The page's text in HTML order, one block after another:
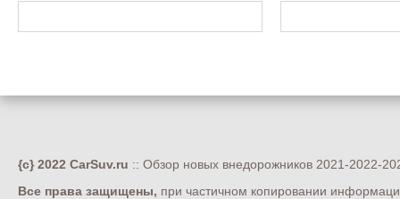
{c} 2022 CarSuv.ru :: Обзор новых внедорожников 2021-2022-
Все права защищены, при частичном копировании